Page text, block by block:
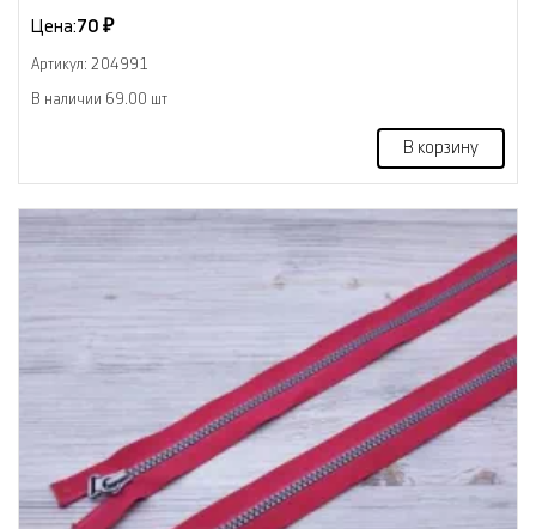
Цена:70 ₽
Артикул: 204991
В наличии 69.00 шт
В корзину